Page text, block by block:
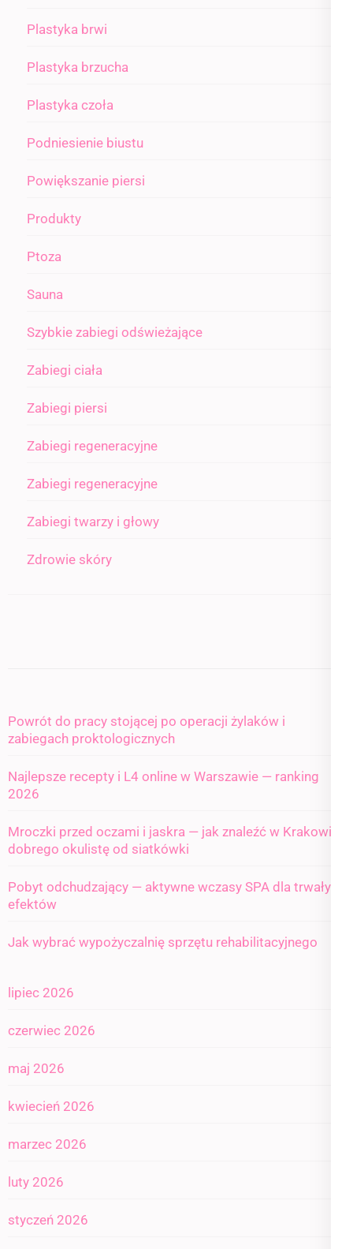
Plastyka brwi
Plastyka brzucha
Plastyka czoła
Podniesienie biustu
Powiększanie piersi
Produkty
Ptoza
Sauna
Szybkie zabiegi odświeżające
Zabiegi ciała
Zabiegi piersi
Zabiegi regeneracyjne
Zabiegi regeneracyjne
Zabiegi twarzy i głowy
Zdrowie skóry
Powrót do pracy stojącej po operacji żylaków i
zabiegach proktologicznych
Najlepsze recepty i L4 online w Warszawie — ranking
2026
Mroczki przed oczami i jaskra — jak znaleźć w Krakowie
dobrego okulistę od siatkówki
Pobyt odchudzający — aktywne wczasy SPA dla trwałych
efektów
Jak wybrać wypożyczalnię sprzętu rehabilitacyjnego
lipiec 2026
czerwiec 2026
maj 2026
kwiecień 2026
marzec 2026
luty 2026
styczeń 2026